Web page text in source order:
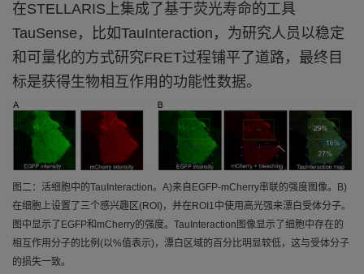
在STELLARIS上集成了基于荧光寿命的工具
TauSense ， 比如TauInteraction ，为研究人员以稳定
和可量化的方式研究FRET过程铺平了道路 ， 最终目
标是获得生物相互作用的功能性数据。
图 二 ：活细胞中的TauInteraction。 A)来自 EGFP-mCherry串联的强度图像。 B)
在细胞上设置了三个感兴趣区(ROI)，并在ROI1 中使用高光强来漂白受体分子。
图中显示了EGFP和 mCherry的强度。 TauInteraction 图像显示了细胞中存在的
相互作用分子的比例 (以%值表示)，漂白区域的百分比明显较低，这与受体分子
的损失一致。